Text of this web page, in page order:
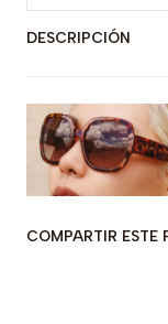
DESCRIPCIÓN
COMPARTIR ESTE